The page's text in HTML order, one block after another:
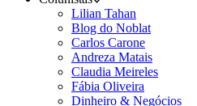
Lilian Tahan
Blog do Noblat
Carlos Carone
Andreza Matais
Claudia Meireles
Fábia Oliveira
Dinheiro & Negócios